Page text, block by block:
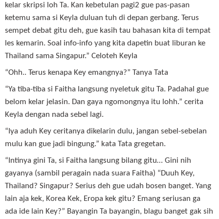
kelar skripsi loh Ta. Kan kebetulan pagi2 gue pas-pasan
ketemu sama si Keyla duluan tuh di depan gerbang. Terus
sempet debat gitu deh, gue kasih tau bahasan kita di tempat
les kemarin. Soal info-info yang kita dapetin buat liburan ke
Thailand sama Singapur.” Celoteh Keyla
“Ohh.. Terus kenapa Key emangnya?” Tanya Tata
“Ya tiba-tiba si Faitha langsung nyeletuk gitu Ta. Padahal gue
belom kelar jelasin. Dan gaya ngomongnya itu lohh.” cerita
Keyla dengan nada sebel lagi.
“Iya aduh Key ceritanya dikelarin dulu, jangan sebel-sebelan
mulu kan gue jadi bingung.” kata Tata gregetan.
“Intinya gini Ta, si Faitha langsung bilang gitu… Gini nih
gayanya (sambil peragain nada suara Faitha) “Duuh Key,
Thailand? Singapur? Serius deh gue udah bosen banget. Yang
lain aja kek, Korea Kek, Eropa kek gitu? Emang seriusan ga
ada ide lain Key?” Bayangin Ta bayangin, blagu banget gak sih